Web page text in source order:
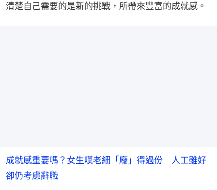
清楚自己需要的是新的挑戰，所帶來豐富的成就感。
成就感重要嗎？女生嘆老細「廢」得過份 人工雖好
卻仍考慮辭職